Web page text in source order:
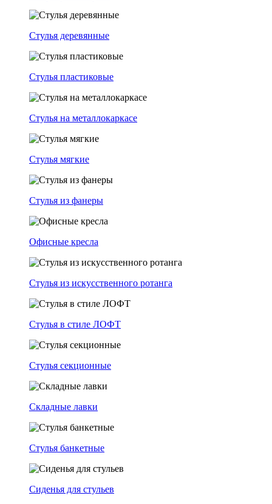
Стулья деревянные
Стулья пластиковые
Стулья на металлокаркасе
Стулья мягкие
Стулья из фанеры
Офисные кресла
Стулья из искусственного ротанга
Стулья в стиле ЛОФТ
Стулья секционные
Складные лавки
Стулья банкетные
Сиденья для стульев